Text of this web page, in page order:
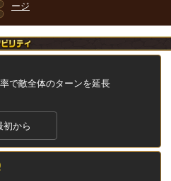
ージ
で敵全体のターンを延長
初から